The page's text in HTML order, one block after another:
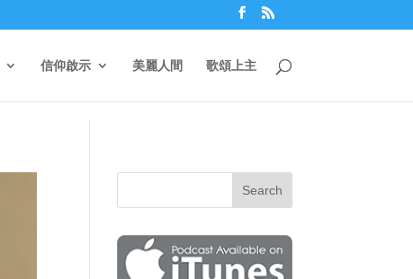
信仰啟示 美麗人間 歌頌上主